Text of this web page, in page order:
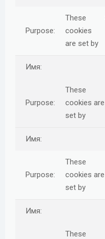
These
cookies
are set by
These
cookies are
set by
These
cookies are
set by
These